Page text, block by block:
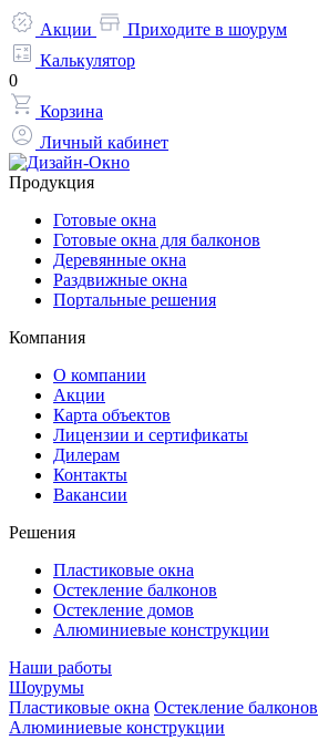
Акции
Приходите в шоурум
Калькулятор
0
Корзина
Личный кабинет
Продукция
Готовые окна
Готовые окна для балконов
Деревянные окна
Раздвижные окна
Портальные решения
Компания
О компании
Акции
Карта объектов
Лицензии и сертификаты
Дилерам
Контакты
Вакансии
Решения
Пластиковые окна
Остекление балконов
Остекление домов
Алюминиевые конструкции
Наши работы
Шоурумы
Пластиковые окна Остекление балконов
Алюминиевые конструкции